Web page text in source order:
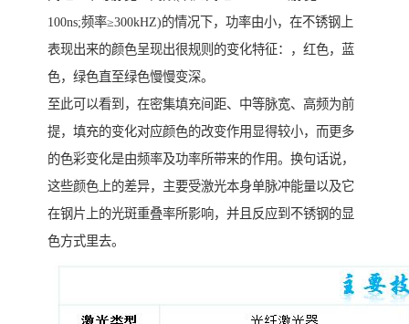
100ns;频率≥300kHZ)的情况下，功率由小，在不锈钢上
表现出来的颜色呈现出很规则的变化特征：，红色，蓝
色，绿色直至绿色慢慢变深。
至此可以看到，在密集填充间距、中等脉宽、高频为前
提，填充的变化对应颜色的改变作用显得较小，而更多
的色彩变化是由频率及功率所带来的作用。换句话说，
这些颜色上的差异，主要受激光本身单脉冲能量以及它
在钢片上的光斑重叠率所影响，并且反应到不锈钢的显
色方式里去。